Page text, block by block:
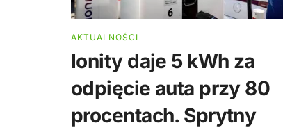
AKTUALNOŚCI
Ionity daje 5 kWh za
odpięcie auta przy 80
procentach. Sprytny